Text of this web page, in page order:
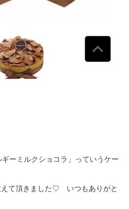
ーミルクショコラ」っていうケー
て頂きました♡ いつもありがと